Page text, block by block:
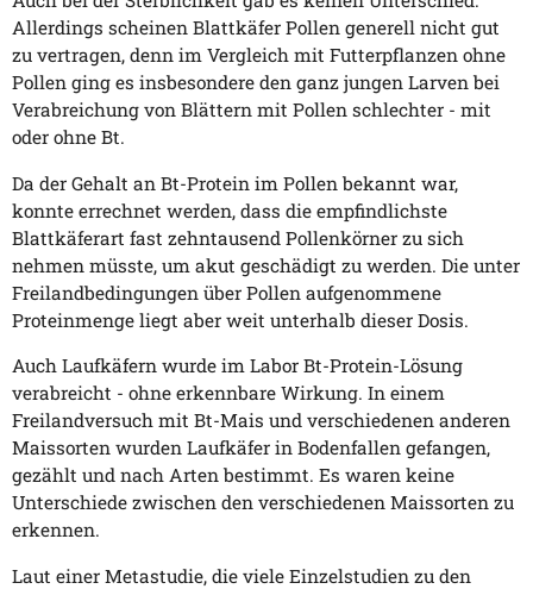
Allerdings scheinen Blattkäfer Pollen generell nicht gut
zu vertragen, denn im Vergleich mit Futterpflanzen ohne
Pollen ging es insbesondere den ganz jungen Larven bei
Verabreichung von Blättern mit Pollen schlechter - mit
oder ohne Bt.
Da der Gehalt an Bt-Protein im Pollen bekannt war,
konnte errechnet werden, dass die empfindlichste
Blattkäferart fast zehntausend Pollenkörner zu sich
nehmen müsste, um akut geschädigt zu werden. Die unter
Freilandbedingungen über Pollen aufgenommene
Proteinmenge liegt aber weit unterhalb dieser Dosis.
Auch Laufkäfern wurde im Labor Bt-Protein-Lösung
verabreicht - ohne erkennbare Wirkung. In einem
Freilandversuch mit Bt-Mais und verschiedenen anderen
Maissorten wurden Laufkäfer in Bodenfallen gefangen,
gezählt und nach Arten bestimmt. Es waren keine
Unterschiede zwischen den verschiedenen Maissorten zu
erkennen.
Laut einer Metastudie, die viele Einzelstudien zu den